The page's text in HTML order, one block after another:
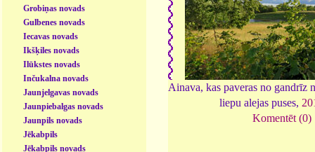
Grobiņas novads
Gulbenes novads
Iecavas novads
Ikšķiles novads
Ilūkstes novads
Inčukalna novads
Jaunjelgavas novads
Jaunpiebalgas novads
Jaunpils novads
Jēkabpils
Jēkabpils novads
Ainava, kas paveras no gandrīz
liepu alejas puses,
Komentēt (0)